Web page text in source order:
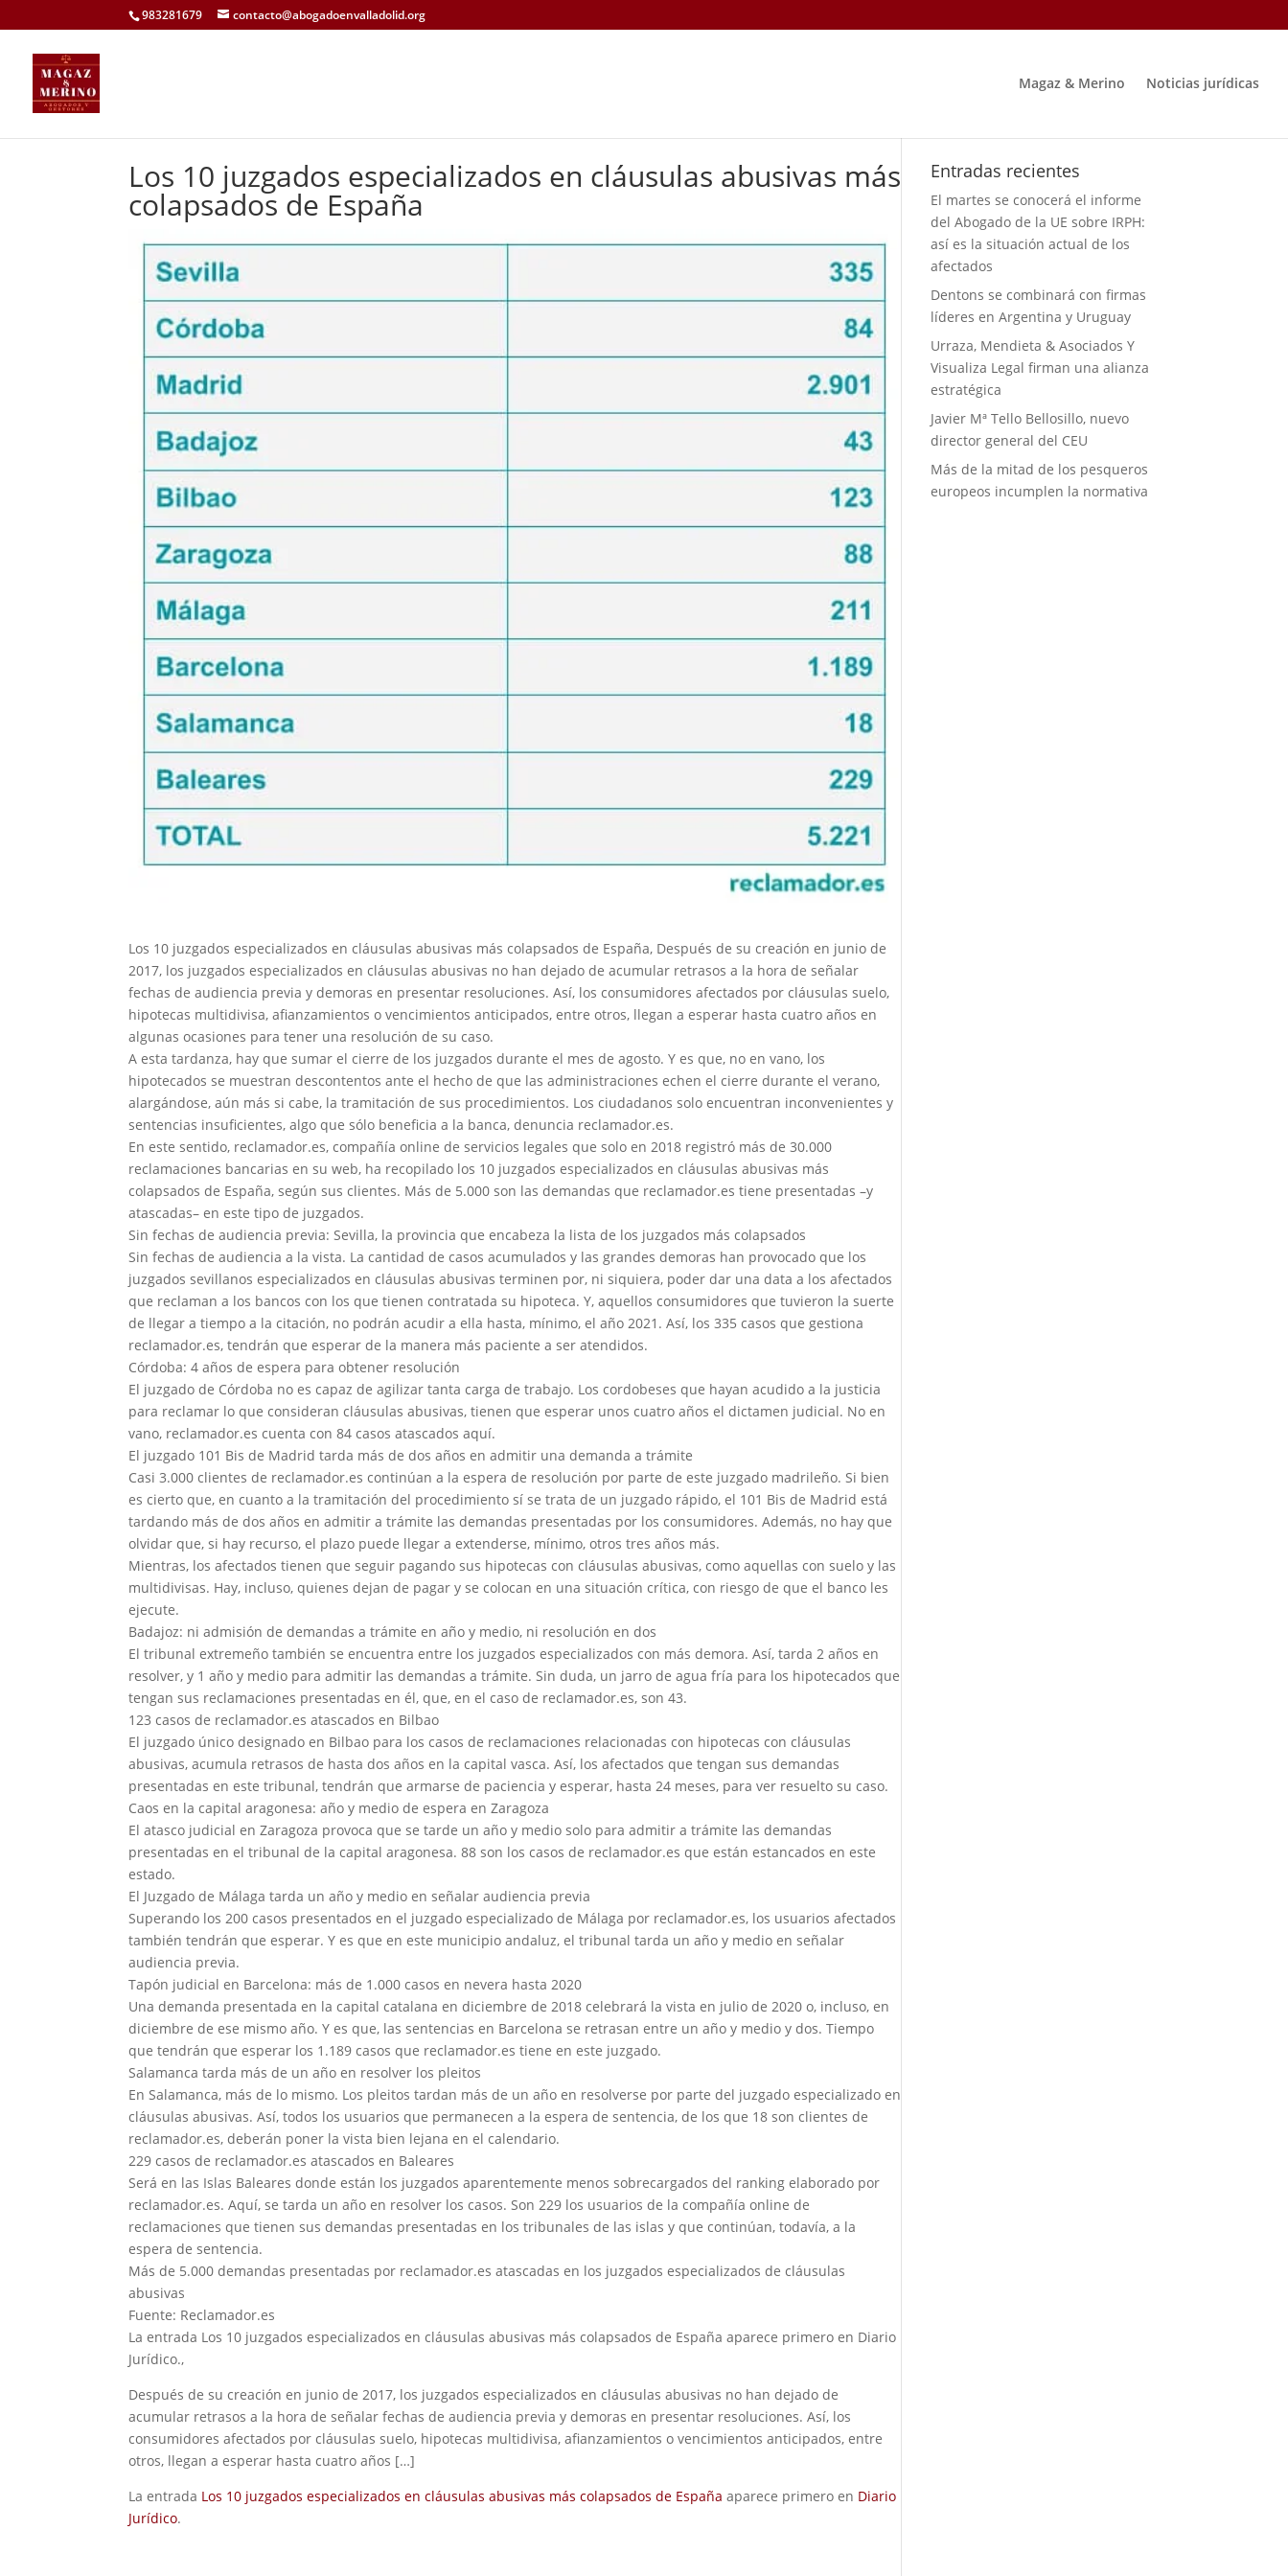
983281679 contacto@abogadoenvalladolid.org
Magaz & Merino Noticias jurídicas
Los 10 juzgados especializados en cláusulas abusivas más
colapsados de España
Los 10 juzgados especializados en cláusulas abusivas más colapsados de España, Después de su creación en junio de
2017, los juzgados especializados en cláusulas abusivas no han dejado de acumular retrasos a la hora de señalar
fechas de audiencia previa y demoras en presentar resoluciones. Así, los consumidores afectados por cláusulas suelo,
hipotecas multidivisa, afianzamientos o vencimientos anticipados, entre otros, llegan a esperar hasta cuatro años en
algunas ocasiones para tener una resolución de su caso.
A esta tardanza, hay que sumar el cierre de los juzgados durante el mes de agosto. Y es que, no en vano, los
hipotecados se muestran descontentos ante el hecho de que las administraciones echen el cierre durante el verano,
alargándose, aún más si cabe, la tramitación de sus procedimientos. Los ciudadanos solo encuentran inconvenientes y
sentencias insuficientes, algo que sólo beneficia a la banca, denuncia reclamador.es.
En este sentido, reclamador.es, compañía online de servicios legales que solo en 2018 registró más de 30.000
reclamaciones bancarias en su web, ha recopilado los 10 juzgados especializados en cláusulas abusivas más
colapsados de España, según sus clientes. Más de 5.000 son las demandas que reclamador.es tiene presentadas –y
atascadas– en este tipo de juzgados.
Sin fechas de audiencia previa: Sevilla, la provincia que encabeza la lista de los juzgados más colapsados
Sin fechas de audiencia a la vista. La cantidad de casos acumulados y las grandes demoras han provocado que los
juzgados sevillanos especializados en cláusulas abusivas terminen por, ni siquiera, poder dar una data a los afectados
que reclaman a los bancos con los que tienen contratada su hipoteca. Y, aquellos consumidores que tuvieron la suerte
de llegar a tiempo a la citación, no podrán acudir a ella hasta, mínimo, el año 2021. Así, los 335 casos que gestiona
reclamador.es, tendrán que esperar de la manera más paciente a ser atendidos.
Córdoba: 4 años de espera para obtener resolución
El juzgado de Córdoba no es capaz de agilizar tanta carga de trabajo. Los cordobeses que hayan acudido a la justicia
para reclamar lo que consideran cláusulas abusivas, tienen que esperar unos cuatro años el dictamen judicial. No en
vano, reclamador.es cuenta con 84 casos atascados aquí.
El juzgado 101 Bis de Madrid tarda más de dos años en admitir una demanda a trámite
Casi 3.000 clientes de reclamador.es continúan a la espera de resolución por parte de este juzgado madrileño. Si bien
es cierto que, en cuanto a la tramitación del procedimiento sí se trata de un juzgado rápido, el 101 Bis de Madrid está
tardando más de dos años en admitir a trámite las demandas presentadas por los consumidores. Además, no hay que
olvidar que, si hay recurso, el plazo puede llegar a extenderse, mínimo, otros tres años más.
Mientras, los afectados tienen que seguir pagando sus hipotecas con cláusulas abusivas, como aquellas con suelo y las
multidivisas. Hay, incluso, quienes dejan de pagar y se colocan en una situación crítica, con riesgo de que el banco les
ejecute.
Badajoz: ni admisión de demandas a trámite en año y medio, ni resolución en dos
El tribunal extremeño también se encuentra entre los juzgados especializados con más demora. Así, tarda 2 años en
resolver, y 1 año y medio para admitir las demandas a trámite. Sin duda, un jarro de agua fría para los hipotecados que
tengan sus reclamaciones presentadas en él, que, en el caso de reclamador.es, son 43.
123 casos de reclamador.es atascados en Bilbao
El juzgado único designado en Bilbao para los casos de reclamaciones relacionadas con hipotecas con cláusulas
abusivas, acumula retrasos de hasta dos años en la capital vasca. Así, los afectados que tengan sus demandas
presentadas en este tribunal, tendrán que armarse de paciencia y esperar, hasta 24 meses, para ver resuelto su caso.
Caos en la capital aragonesa: año y medio de espera en Zaragoza
El atasco judicial en Zaragoza provoca que se tarde un año y medio solo para admitir a trámite las demandas
presentadas en el tribunal de la capital aragonesa. 88 son los casos de reclamador.es que están estancados en este
estado.
El Juzgado de Málaga tarda un año y medio en señalar audiencia previa
Superando los 200 casos presentados en el juzgado especializado de Málaga por reclamador.es, los usuarios afectados
también tendrán que esperar. Y es que en este municipio andaluz, el tribunal tarda un año y medio en señalar
audiencia previa.
Tapón judicial en Barcelona: más de 1.000 casos en nevera hasta 2020
Una demanda presentada en la capital catalana en diciembre de 2018 celebrará la vista en julio de 2020 o, incluso, en
diciembre de ese mismo año. Y es que, las sentencias en Barcelona se retrasan entre un año y medio y dos. Tiempo
que tendrán que esperar los 1.189 casos que reclamador.es tiene en este juzgado.
Salamanca tarda más de un año en resolver los pleitos
En Salamanca, más de lo mismo. Los pleitos tardan más de un año en resolverse por parte del juzgado especializado en
cláusulas abusivas. Así, todos los usuarios que permanecen a la espera de sentencia, de los que 18 son clientes de
reclamador.es, deberán poner la vista bien lejana en el calendario.
229 casos de reclamador.es atascados en Baleares
Será en las Islas Baleares donde están los juzgados aparentemente menos sobrecargados del ranking elaborado por
reclamador.es. Aquí, se tarda un año en resolver los casos. Son 229 los usuarios de la compañía online de
reclamaciones que tienen sus demandas presentadas en los tribunales de las islas y que continúan, todavía, a la
espera de sentencia.
Más de 5.000 demandas presentadas por reclamador.es atascadas en los juzgados especializados de cláusulas
abusivas
Fuente: Reclamador.es
La entrada Los 10 juzgados especializados en cláusulas abusivas más colapsados de España aparece primero en Diario
Jurídico.,
Después de su creación en junio de 2017, los juzgados especializados en cláusulas abusivas no han dejado de
acumular retrasos a la hora de señalar fechas de audiencia previa y demoras en presentar resoluciones. Así, los
consumidores afectados por cláusulas suelo, hipotecas multidivisa, afianzamientos o vencimientos anticipados, entre
otros, llegan a esperar hasta cuatro años […]
La entrada Los 10 juzgados especializados en cláusulas abusivas más colapsados de España aparece primero en Diario
Jurídico.
Entradas recientes
El martes se conocerá el informe
del Abogado de la UE sobre IRPH:
así es la situación actual de los
afectados
Dentons se combinará con firmas
líderes en Argentina y Uruguay
Urraza, Mendieta & Asociados Y
Visualiza Legal firman una alianza
estratégica
Javier Mª Tello Bellosillo, nuevo
director general del CEU
Más de la mitad de los pesqueros
europeos incumplen la normativa